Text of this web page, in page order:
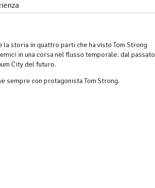
la storia in quattro parti che ha visto Tom Strong
in una corsa nel flusso temporale: dal passato
City del futuro.
sempre con protagonista Tom Strong.